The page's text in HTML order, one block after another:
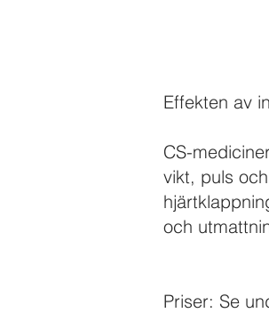
Effekten av
CS-
vikt, puls
och
Priser: Se